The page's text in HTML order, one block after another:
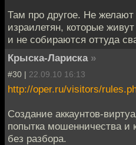
Там про другое. Не желают
израилетян, которые
и не собираются оттуда
Крыска-Лариска »
#30 | 22.09.10 16:13
http://oper.ru/visitors/
Создание аккаунтов-
попытка мошенничества и
без разбора.